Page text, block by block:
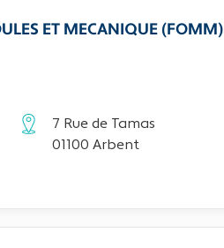
ET MECANIQUE (FOMM)
7 Rue de Tamas
01100 Arbent